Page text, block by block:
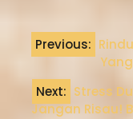
Previous:
Next: Stress
Jangan Risau!